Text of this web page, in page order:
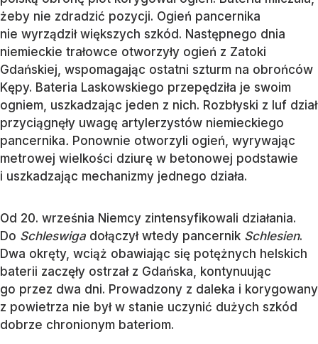
żeby nie zdradzić pozycji. Ogień pancernika
nie wyrządził większych szkód. Następnego dnia
niemieckie trałowce otworzyły ogień z Zatoki
Gdańskiej, wspomagając ostatni szturm na obrońców
Kępy. Bateria Laskowskiego przepędziła je swoim
ogniem, uszkadzając jeden z nich. Rozbłyski z luf dział
przyciągnęły uwagę artylerzystów niemieckiego
pancernika. Ponownie otworzyli ogień, wyrywając
metrowej wielkości dziurę w betonowej podstawie
i uszkadzając mechanizmy jednego działa.
Od 20. września Niemcy zintensyfikowali działania.
Do Schleswiga dołączył wtedy pancernik Schlesien.
Dwa okręty, wciąż obawiając się potężnych helskich
baterii zaczęły ostrzał z Gdańska, kontynuując
go przez dwa dni. Prowadzony z daleka i korygowany
z powietrza nie był w stanie uczynić dużych szkód
dobrze chronionym bateriom.